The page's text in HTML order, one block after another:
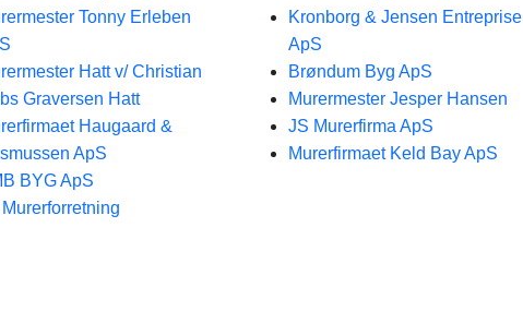
Tonny Erleben
Hatt v/ Christian
Graversen Hatt
Haugaard &
ApS
BYG ApS
Kronborg & Jensen Entreprise
ApS
Brøndum Byg ApS
Murermester Jesper Hansen
JS Murerfirma ApS
Murerfirmaet Keld Bay ApS